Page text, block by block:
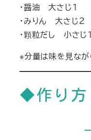
・醤油 大さじ１
・みりん 大さじ２
・顆粒だし 小さじ１
※分量は味を見なが
◆作り方